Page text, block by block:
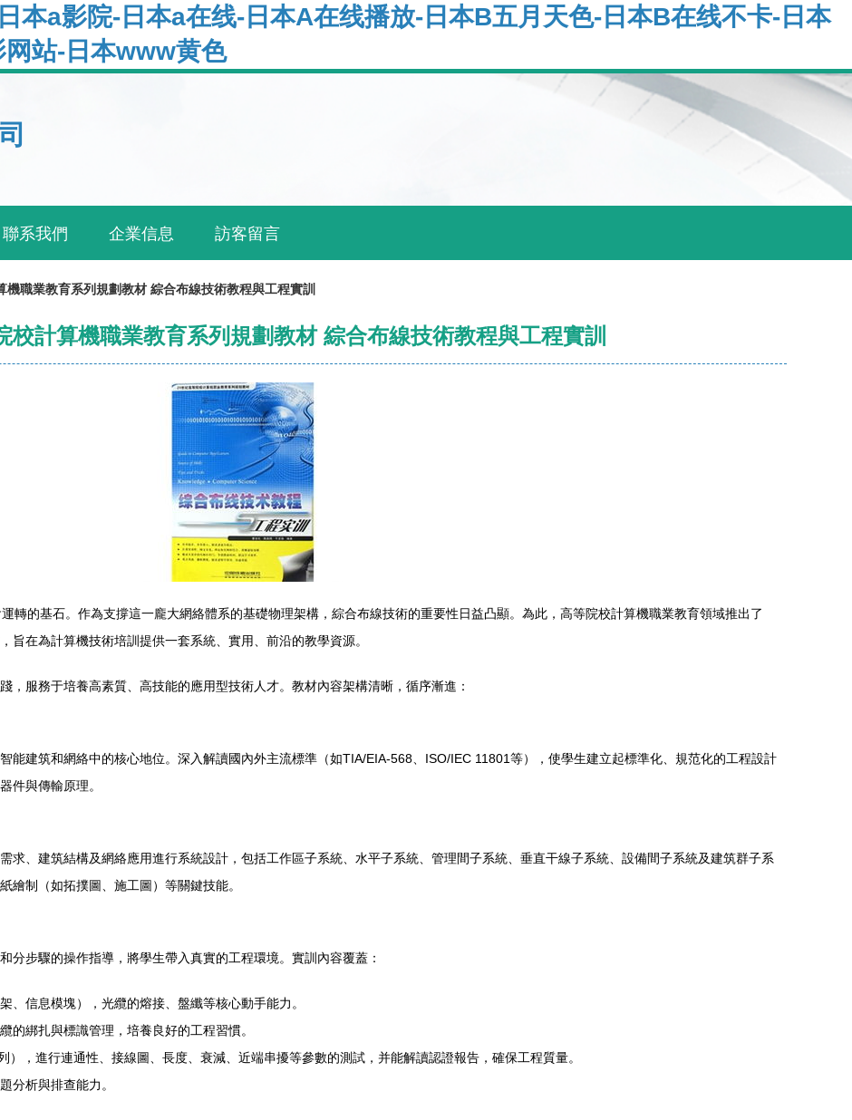
本a影院-日本a在线-日本A在线播放-日本B五月天色-日本B在线不卡-日本
站-日本www黄色
聯系我們 企業信息 訪客留言
機職業教育系列規劃教材 綜合布線技術教程與工程實訓
校計算機職業教育系列規劃教材 綜合布線技術教程與工程實訓
轉的基石。作為支撐這一龐大網絡體系的基礎物理架構，綜合布線技術的重要性日益凸顯。為此，高等院校計算機職業教育領域推出了
旨在為計算機技術培訓提供一套系統、實用、前沿的教學資源。
，服務于培養高素質、高技能的應用型技術人才。教材內容架構清晰，循序漸進：
能建筑和網絡中的核心地位。深入解讀國內外主流標準（如TIA/EIA-568、ISO/IEC 11801等），使學生建立起標準化、規范化的工程設計
件與傳輸原理。
求、建筑結構及網絡應用進行系統設計，包括工作區子系統、水平子系統、管理間子系統、垂直干線子系統、設備間子系統及建筑群子系
繪制（如拓撲圖、施工圖）等關鍵技能。
分步驟的操作指導，將學生帶入真實的工程環境。實訓內容覆蓋：
、信息模塊），光纜的熔接、盤纖等核心動手能力。
的綁扎與標識管理，培養良好的工程習慣。
，進行連通性、接線圖、長度、衰減、近端串擾等參數的測試，并能解讀認證報告，確保工程質量。
分析與排查能力。